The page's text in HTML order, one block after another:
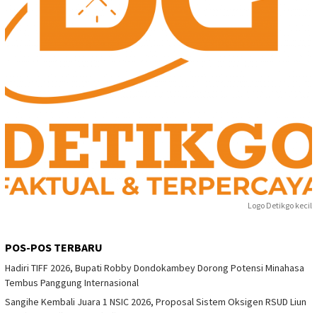
Logo Detikgo kecil
POS-POS TERBARU
Hadiri TIFF 2026, Bupati Robby Dondokambey Dorong Potensi Minahasa
Tembus Panggung Internasional
Sangihe Kembali Juara 1 NSIC 2026, Proposal Sistem Oksigen RSUD Liun